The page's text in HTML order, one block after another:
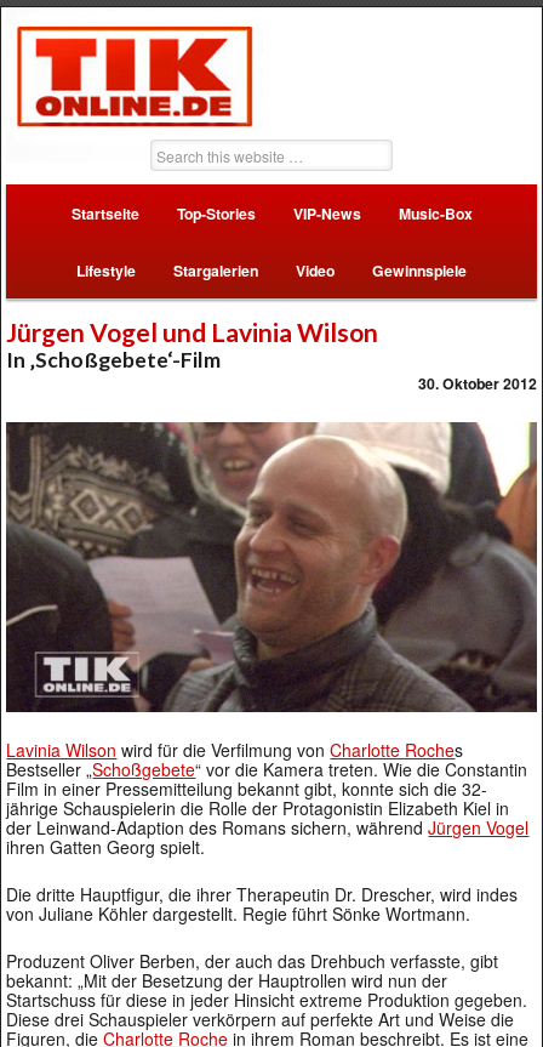
Startseite Top-Stories VIP-News Music-Box
Lifestyle Stargalerien Video Gewinnspiele
Jürgen Vogel und Lavinia Wilson
In ‚Schoßgebete‘-Film
30. Oktober 2012
Lavinia Wilson wird für die Verfilmung vonCharlotte Roches
Bestseller „Schoßgebete“ vor die Kamera treten. Wie die Constantin
Film in einer Pressemitteilung bekannt gibt, konnte sich die 32-
jährige Schauspielerin die Rolle der Protagonistin Elizabeth Kiel in
der Leinwand-Adaption des Romans sichern, währendJürgen Vogel
ihren Gatten Georg spielt.
Die dritte Hauptfigur, die ihrer Therapeutin Dr. Drescher, wird indes
von Juliane Köhler dargestellt. Regie führt Sönke Wortmann.
Produzent Oliver Berben, der auch das Drehbuch verfasste, gibt
bekannt: „Mit der Besetzung der Hauptrollen wird nun der
Startschuss für diese in jeder Hinsicht extreme Produktion gegeben.
Diese drei Schauspieler verkörpern auf perfekte Art und Weise die
Figuren, dieCharlotte Roche in ihrem Roman beschreibt. Es ist eine